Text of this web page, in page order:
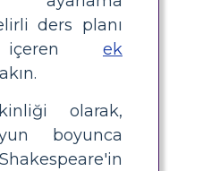
ders planı
içeren ek
olarak,
boyunca